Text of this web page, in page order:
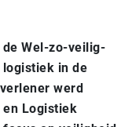
Wel-zo-veilig-
in de
werd
Logistiek